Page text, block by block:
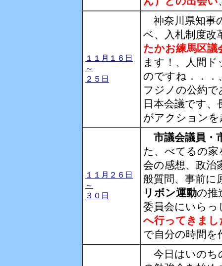
１１月１６日
～
２５日
神奈川県知事
ベ、入札制度改
たかお練馬区議
ます！、人間
のですね．．．
フジノの公約
日本会議です、
がアクション
１１月２６日
～
３０日
市議会議員・
た、べてるの家
会の感想、政治
般質問、事前に
リボン運動の推
委員会にいら
へ行ってきまし
で自分の時間を
今日はいのち